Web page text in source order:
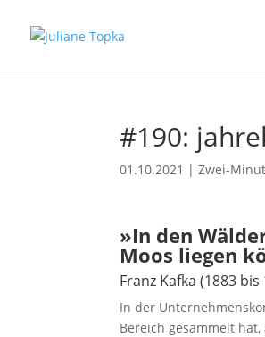
#190:
01.10.2021 |Zwei-
»In den
Moos liegen
Franz Kafka (1883
In der
Bereich gesammelt